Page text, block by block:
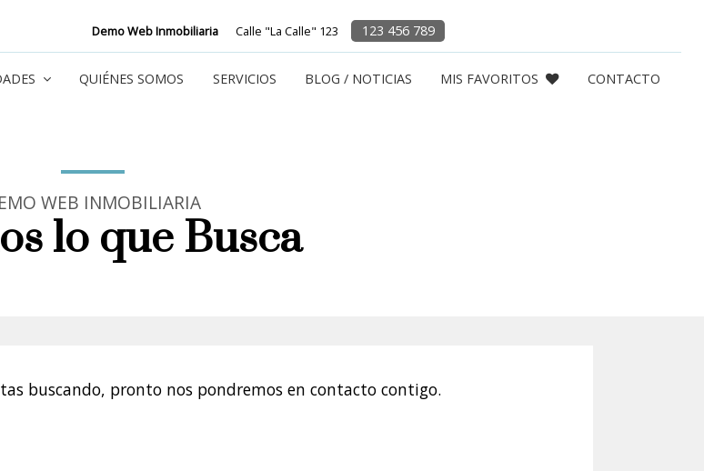
Demo Web Inmobiliaria Calle "La Calle" 123 123 456 789
QUIÉNES SOMOS SERVICIOS BLOG / NOTICIAS MIS FAVORITOS CONTACTO
WEB INMOBILIARIA
lo que Busca
buscando, pronto nos pondremos en contacto contigo.